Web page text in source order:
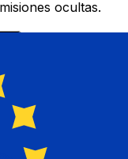
ocultas.